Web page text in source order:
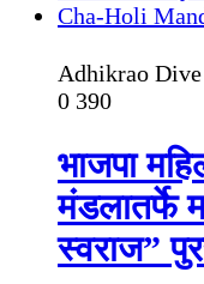
Adhikrao
0 390
भाजपा
मंडलातर्फे
स्वराज”